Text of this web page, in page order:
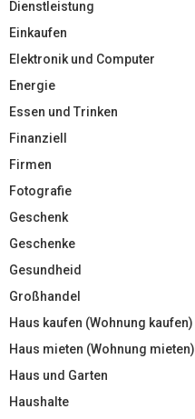
Dienstleistung
Einkaufen
Elektronik und Computer
Energie
Essen und Trinken
Finanziell
Firmen
Fotografie
Geschenk
Geschenke
Gesundheid
Großhandel
Haus kaufen (Wohnung kaufen)
Haus mieten (Wohnung mieten)
Haus und Garten
Haushalte